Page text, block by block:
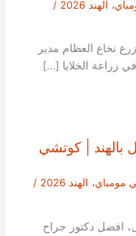
الهند 2026
/
نخاع العظام مدير
بالهند | كوتشي
الهند 2026
/
افضل دكتور جراح